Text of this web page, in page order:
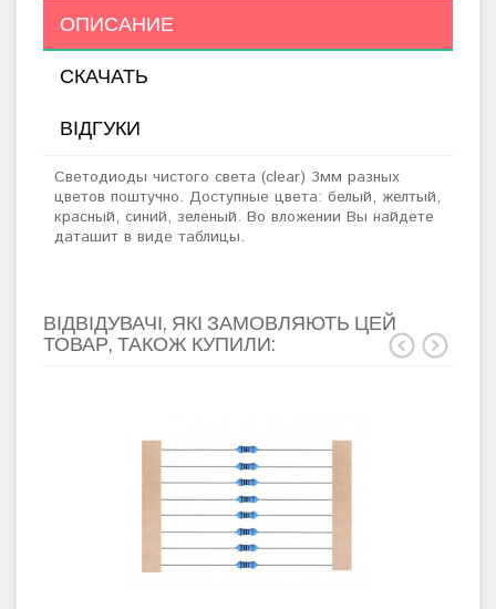
ОПИСАНИЕ
СКАЧАТЬ
ВІДГУКИ
Светодиоды чистого света (clear) 3мм разных
цветов поштучно. Доступные цвета: белый, желтый,
красный, синий, зеленый. Во вложении Вы найдете
даташит в виде таблицы.
ВІДВІДУВАЧІ, ЯКІ ЗАМОВЛЯЮТЬ ЦЕЙ
ТОВАР, ТАКОЖ КУПИЛИ: